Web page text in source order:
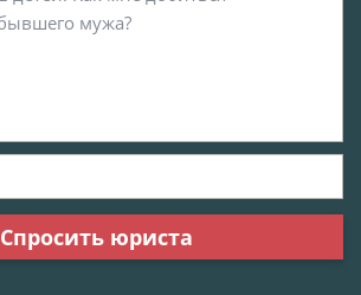
Спросить юриста